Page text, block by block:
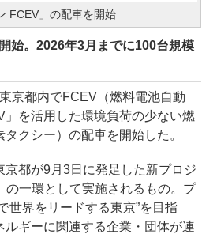
FCEV」の配車を開始
始。2026年3月までに100台規模
京都内でFCEV（燃料電池自動
を活用した環境負荷の少ない燃
クシー）の配車を開始した。
都が9月3日に発足した新プロジ
の一環として実施されるもの。プ
世界をリードする東京”を目指
ルギーに関連する企業・団体が連